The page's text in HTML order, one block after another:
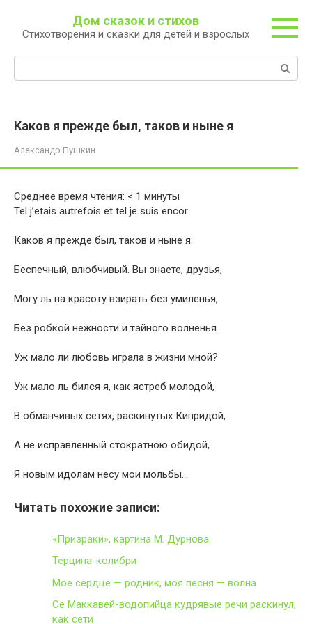
контенту
Дом сказок и стихов
Стихотворения и сказки для детей и взрослых
Каков я прежде был, таков и ныне я
Александр Пушкин
Среднее время чтения: < 1 минуты
Tel j’etais autrefois et tel je suis encor.
Каков я прежде был, таков и ныне я:
Беспечный, влюбчивый. Вы знаете, друзья,
Могу ль на красоту взирать без умиленья,
Без робкой нежности и тайного волненья.
Уж мало ли любовь играла в жизни мной?
Уж мало ль бился я, как ястреб молодой,
В обманчивых сетях, раскинутых Кипридой,
А не исправленный стократною обидой,
Я новым идолам несу мои мольбы…
Читать похожие записи:
«Призраки», картина М. Дурнова
Терцина-колибри
Мое сердце — родник, моя песня — волна
Се Маккавей-водопийца кудрявые речи раскинул,
как сети